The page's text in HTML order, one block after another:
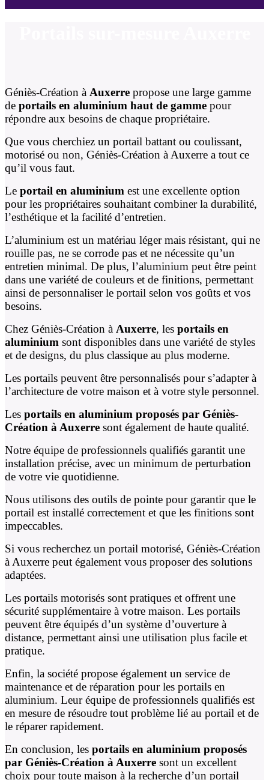
Géniès-Création à Auxerre propose une large gamme
de portails en aluminium haut de gamme pour
répondre aux besoins de chaque propriétaire.
Que vous cherchiez un portail battant ou coulissant,
motorisé ou non, Géniès-Création à Auxerre a tout ce
qu’il vous faut.
Le portail en aluminium est une excellente option
pour les propriétaires souhaitant combiner la durabilité,
l’esthétique et la facilité d’entretien.
L’aluminium est un matériau léger mais résistant, qui ne
rouille pas, ne se corrode pas et ne nécessite qu’un
entretien minimal. De plus, l’aluminium peut être peint
dans une variété de couleurs et de finitions, permettant
ainsi de personnaliser le portail selon vos goûts et vos
besoins.
Chez Géniès-Création à Auxerre, les portails en
aluminium sont disponibles dans une variété de styles
et de designs, du plus classique au plus moderne.
Les portails peuvent être personnalisés pour s’adapter à
l’architecture de votre maison et à votre style personnel.
Les portails en aluminium proposés par Géniès-
Création à Auxerre sont également de haute qualité.
Notre équipe de professionnels qualifiés garantit une
installation précise, avec un minimum de perturbation
de votre vie quotidienne.
Nous utilisons des outils de pointe pour garantir que le
portail est installé correctement et que les finitions sont
impeccables.
Si vous recherchez un portail motorisé, Géniès-Création
à Auxerre peut également vous proposer des solutions
adaptées.
Les portails motorisés sont pratiques et offrent une
sécurité supplémentaire à votre maison. Les portails
peuvent être équipés d’un système d’ouverture à
distance, permettant ainsi une utilisation plus facile et
pratique.
Enfin, la société propose également un service de
maintenance et de réparation pour les portails en
aluminium. Leur équipe de professionnels qualifiés est
en mesure de résoudre tout problème lié au portail et de
le réparer rapidement.
En conclusion, les portails en aluminium proposés
par Géniès-Création à Auxerre sont un excellent
choix pour toute maison à la recherche d’un portail